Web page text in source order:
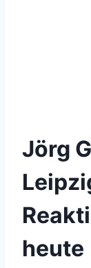
Jörg
heute